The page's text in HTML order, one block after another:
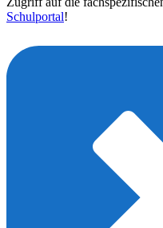
Schulportal!